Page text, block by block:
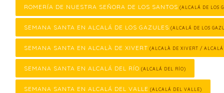
ROMERÍA DE NUESTRA SEÑORA DE LOS SANTOS (ALCALÁ DE LOS
SEMANA SANTA EN ALCALÁ DE LOS GAZULES (ALCALÁ DE LOS
SEMANA SANTA EN ALCALÀ DE XIVERT (ALCALÀ DE XIVERT /
SEMANA SANTA EN ALCALÁ DEL RÍO (ALCALÁ DEL RÍO)
SEMANA SANTA EN ALCALÁ DEL VALLE (ALCALÁ DEL VALLE)